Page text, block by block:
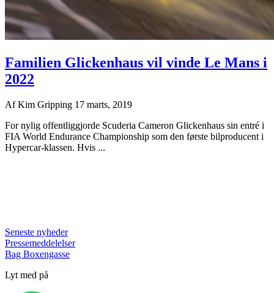
Familien Glickenhaus vil vinde Le Mans i
2022
AfKim Gripping 17 marts, 2019
For nylig offentliggjorde Scuderia Cameron Glickenhaus sin entré i
FIA World Endurance Championship som den første bilproducent i
Hypercar-klassen. Hvis ...
Seneste nyheder
Pressemeddelelser
Bag Boxengasse
Lyt med på